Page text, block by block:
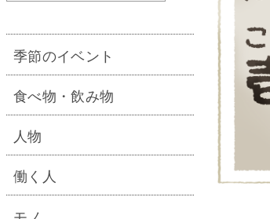
季節のイベント
食べ物・飲み物
人物
働く人